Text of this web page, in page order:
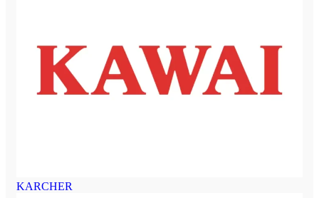
KARCHER